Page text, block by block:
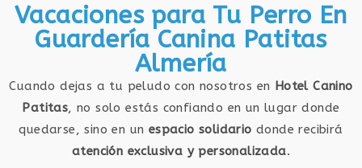
Vacaciones para Tu Perro En
Guardería Canina Patitas
Almería
Cuando dejas a tu peludo con nosotros en Hotel Canino
Patitas, no solo estás confiando en un lugar donde
quedarse, sino en un espacio solidario donde recibirá
atención exclusiva y personalizada.